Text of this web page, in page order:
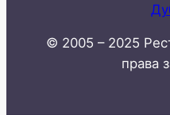
© 2005 – 2025
права